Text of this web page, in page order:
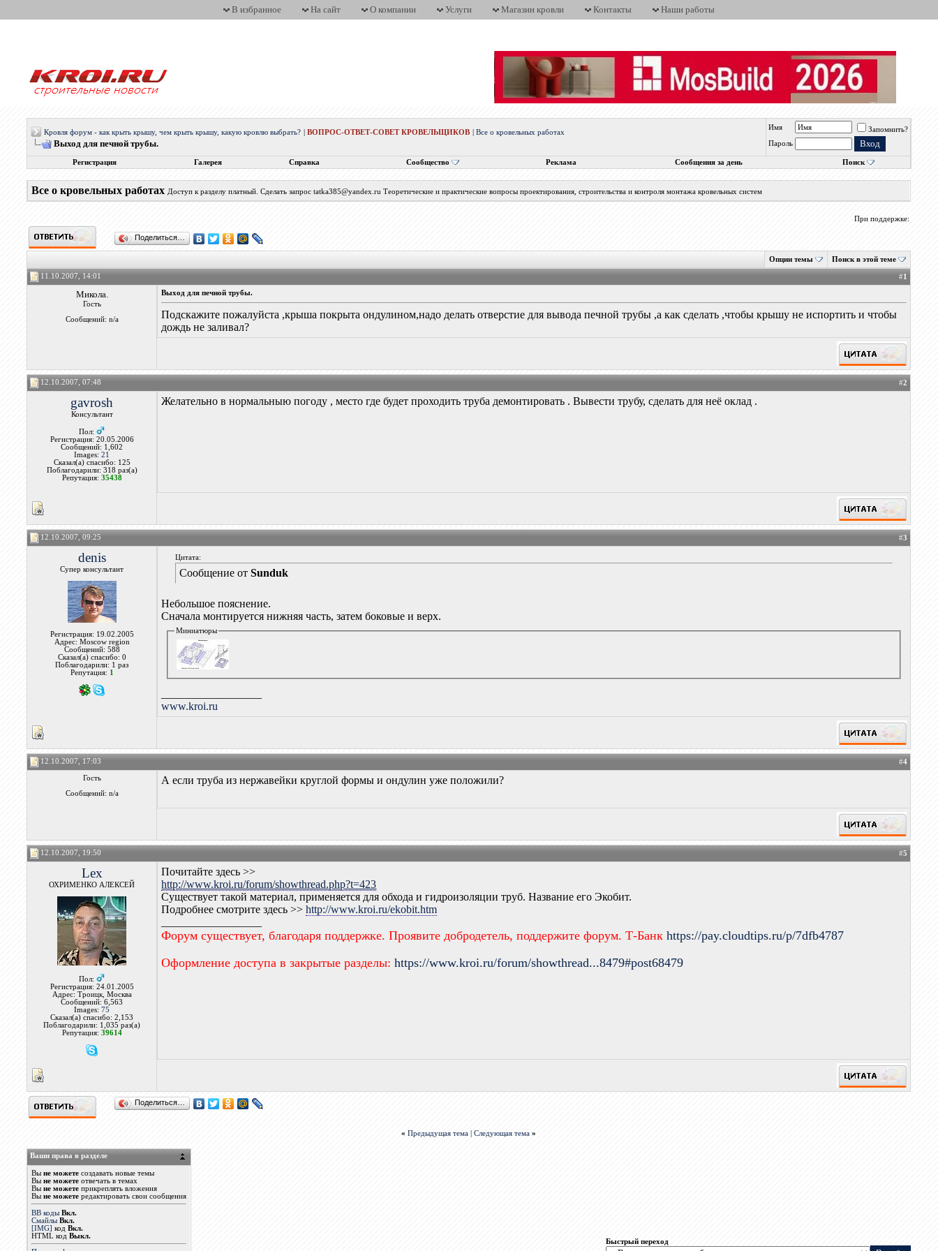
В избранное На сайт О компании Услуги Магазин кровли Контакты Наши работы
Кровля форум - как крыть крышу, чем крыть крышу, какую кровлю выбрать? |ВОПРОС-ОТВЕТ-СОВЕТ КРОВЕЛЬЩИКОВ |Все о кровельных работах
Выход для печной трубы.
Имя
Запомнить?
Пароль
Регистрация Галерея Справка Сообщество Реклама Сообщения за день Поиск
Все о кровельных работах Доступ к разделу платный. Сделать запрос tatka385@yandex.ru Теоретические и практические вопросы проектирования, строительства и контроля монтажа кровельных систем
При поддержке:
Поделиться…
Опции темы Поиск в этой теме
11.10.2007, 14:01 #1
Микола.
Гость
Сообщений: n/a
Выход для печной трубы.
Подскажите пожалуйста ,крыша покрыта ондулином,надо делать отверстие для вывода печной трубы ,а как сделать ,чтобы крышу не испортить и чтобы
дождь не заливал?
12.10.2007, 07:48 #2
gavrosh
Консультант
Пол:
Регистрация: 20.05.2006
Сообщений: 1,602
Images:21
Сказал(а) спасибо: 125
Поблагодарили: 318 раз(а)
Репутация: 35438
Желательно в нормальныю погоду , место где будет проходить труба демонтировать . Вывести трубу, сделать для неё оклад .
12.10.2007, 09:25 #3
denis
Супер консультант
Регистрация: 19.02.2005
Адрес: Moscow region
Сообщений: 588
Сказал(а) спасибо: 0
Поблагодарили: 1 раз
Репутация: 1
Цитата:
Сообщение отSunduk
Небольшое пояснение.
Сначала монтируется нижняя часть, затем боковые и верх.
Миниатюры
www.kroi.ru
12.10.2007, 17:03 #4
Гость
Сообщений: n/a
А если труба из нержавейки круглой формы и ондулин уже положили?
12.10.2007, 19:50 #5
Lex
ОХРИМЕНКО АЛЕКСЕЙ
Пол:
Регистрация: 24.01.2005
Адрес: Троицк, Москва
Сообщений: 6,563
Images:75
Сказал(а) спасибо: 2,153
Поблагодарили: 1,035 раз(а)
Репутация: 39614
Почитайте здесь >>
http://www.kroi.ru/forum/showthread.php?t=423
Существует такой материал, применяется для обхода и гидроизоляции труб. Название его Экобит.
Подробнее смотрите здесь >>http://www.kroi.ru/ekobit.htm
Форум существует, благодаря поддержке. Проявите добродетель, поддержите форум. Т-Банкhttps://pay.cloudtips.ru/p/7dfb4787
Оформление доступа в закрытые разделы:https://www.kroi.ru/forum/showthread...8479#post68479
Поделиться…
« Предыдущая тема |Следующая тема »
Ваши права в разделе
Выне можете создавать новые темы
Выне можете отвечать в темах
Выне можете прикреплять вложения
Выне можете редактировать свои сообщения
BB коды Вкл.
Смайлы Вкл.
[IMG] кодВкл.
HTML кодВыкл.
Быстрый переход